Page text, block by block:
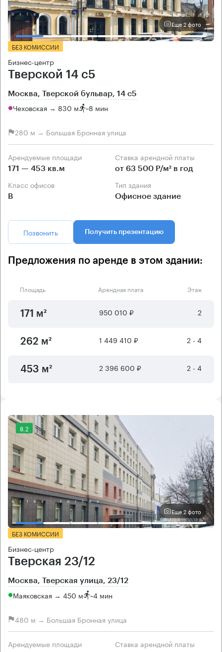
Еще 2 фото
БЕЗ КОМИССИИ
Бизнес-центр
Тверской 14 с5
Москва, Тверской бульвар, 14 с5
Чеховская → 830 м ~8 мин
280 м → Большая Бронная улица
Арендуемые площади
171 — 453 кв.м
Ставка арендной платы
от 63 500 Р/м² в год
Класс офисов
B
Тип здания
Офисное здание
Позвонить Получить презентацию
Предложения по аренде в этом здании:
Площадь Арендная плата Этаж
171 м² 950 010 ₽ 2
262 м² 1 449 410 ₽ 2 - 4
453 м² 2 396 600 ₽ 2 - 4
8.2
Еще 2 фото
БЕЗ КОМИССИИ
Бизнес-центр
Тверская 23/12
Москва, Тверская улица, 23/12
Маяковская → 450 м ~4 мин
480 м → Большая Бронная улица
Арендуемые площади Ставка арендной платы